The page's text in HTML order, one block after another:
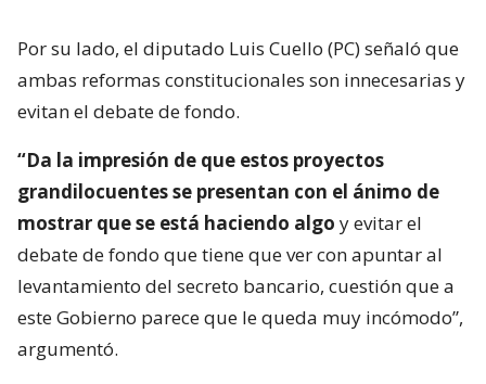
Por su lado, el diputado Luis Cuello (PC) señaló que
ambas reformas constitucionales son innecesarias y
evitan el debate de fondo.
“Da la impresión de que estos proyectos
grandilocuentes se presentan con el ánimo de
mostrar que se está haciendo algo y evitar el
debate de fondo que tiene que ver con apuntar al
levantamiento del secreto bancario, cuestión que a
este Gobierno parece que le queda muy incómodo”,
argumentó.